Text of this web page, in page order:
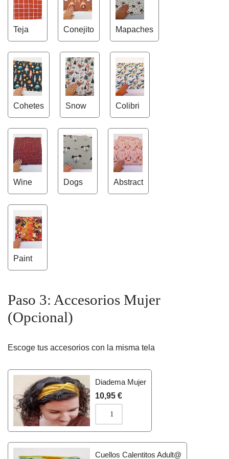
Teja Conejito Mapaches
Cohetes Snow Colibri
Wine Dogs Abstract
Paint
Paso 3: Accesorios Mujer
(Opcional)
Escoge tus accesorios con la misma tela
Diadema Mujer
10,95 €
Cuellos Calentitos Adult@